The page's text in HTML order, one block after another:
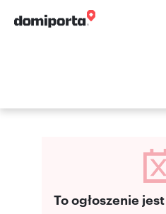
To ogłoszenie